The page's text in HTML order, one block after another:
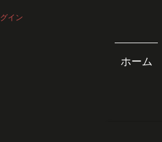
イン
ホーム